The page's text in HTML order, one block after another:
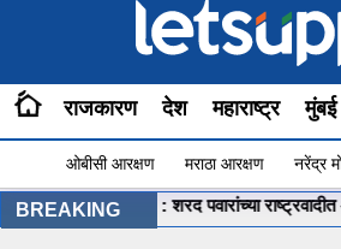
राजकारण देश महाराष्ट्र मुंबई
ओबीसी आरक्षण मराठा आरक्षण नरेंद्र
BREAKING
Shinde : शरद पवारांच्या राष्ट्रवादीत